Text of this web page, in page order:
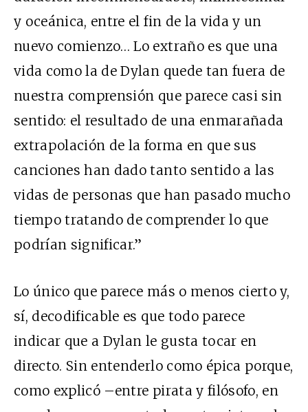
y oceánica, entre el fin de la vida y un
nuevo comienzo… Lo extraño es que una
vida como la de Dylan quede tan fuera de
nuestra comprensión que parece casi sin
sentido: el resultado de una enmarañada
extrapolación de la forma en que sus
canciones han dado tanto sentido a las
vidas de personas que han pasado mucho
tiempo tratando de comprender lo que
podrían significar.”
Lo único que parece más o menos cierto y,
sí, decodificable es que todo parece
indicar que a Dylan le gusta tocar en
directo. Sin entenderlo como épica porque,
como explicó –entre pirata y filósofo, en